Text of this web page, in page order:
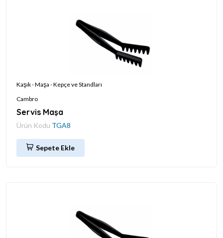
Kaşık - Maşa - Kepçe ve Standları
Cambro
Servis Maşa
Ürün Kodu TGA8
Sepete Ekle